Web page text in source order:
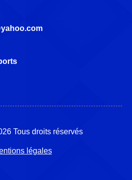
Tous droits réservés
légales